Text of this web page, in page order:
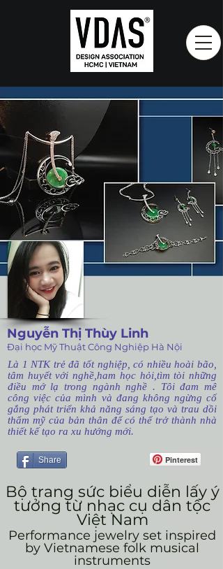
Nguyễn Thị Thùy Linh
Đại học Mỹ Thuật Công Nghiệp Hà Nội
Là 1 NTK trẻ đã tốt nghiệp, có nhiều hoài bão,
tâm huyết với nghề,ham học hỏi,tìm tòi những
điều mớ lạ trong ngành nghề . Tôi đam mê
công việc của mình và đang không ngừng cố
gắng phát triển khả năng sáng tạo và trau dồi
thẩm mỹ của bản thân để có thể trở thành nhà
thiết kế tạo ra xu hướng mới.
Share Pinterest
Bộ trang sức biểu diễn lấy ý
tưởng từ nhạc cụ dân tộc
Việt Nam
Performance jewelry set inspired
by Vietnamese folk musical
instruments